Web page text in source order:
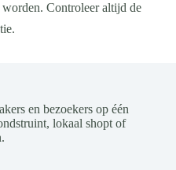
Controleer altijd de
en bezoekers op één
lokaal shopt of